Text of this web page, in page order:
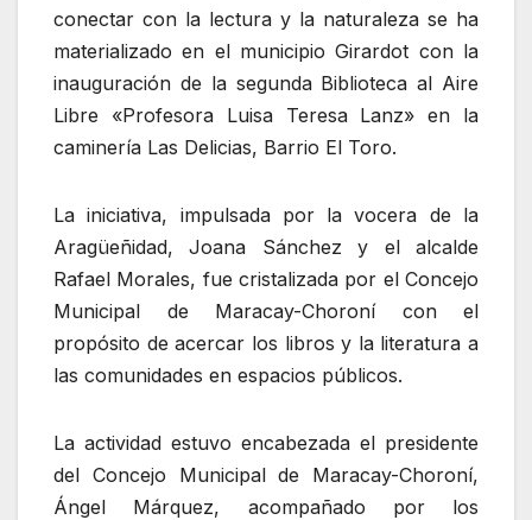
conectar con la lectura y la naturaleza se ha
materializado en el municipio Girardot con la
inauguración de la segunda Biblioteca al Aire
Libre «Profesora Luisa Teresa Lanz» en la
caminería Las Delicias, Barrio El Toro.
La iniciativa, impulsada por la vocera de la
Aragüeñidad, Joana Sánchez y el alcalde
Rafael Morales, fue cristalizada por el Concejo
Municipal de Maracay-Choroní con el
propósito de acercar los libros y la literatura a
las comunidades en espacios públicos.
La actividad estuvo encabezada el presidente
del Concejo Municipal de Maracay-Choroní,
Ángel Márquez, acompañado por los